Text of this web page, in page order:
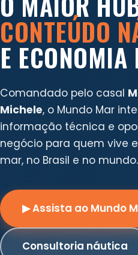
CONTEÚDO
E
Comandado pelo casal
Michele, o Mundo Mar
informação técnica e
negócio para quem vive
mar, no Brasil e no mundo.
▶ Assista ao Mundo
Consultoria náutica